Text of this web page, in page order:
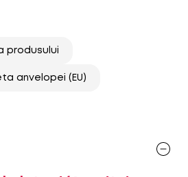
produsului
anvelopei (EU)